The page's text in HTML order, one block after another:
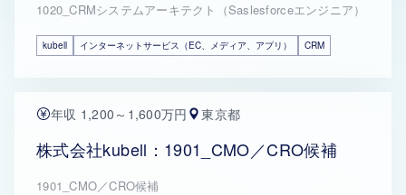
1020_CRMシステムアーキテクト（Saslesforceエンジニア）
kubell インターネットサービス（EC、メディア、アプリ） CRM
年収 1,200～1,600万円 東京都
株式会社kubell：1901_CMO／CRO候補
1901_CMO／CRO候補